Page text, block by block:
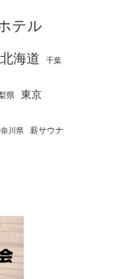
テル
北海道 千葉
県 東京
川県 薪サウナ